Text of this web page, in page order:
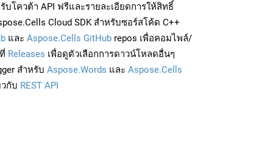
รับโควต้า API ฟรีและรายละเอียดการให้สิทธิ์
Cloud SDK สำหรับซอร์สโค้ด C++
และ Aspose.Cells GitHub repos เพื่อคอมไพล์/
Releases เพื่อดูตัวเลือกการดาวน์โหลดอื่นๆ
สำหรับ Aspose.Words และ Aspose.Cells
กับ REST API